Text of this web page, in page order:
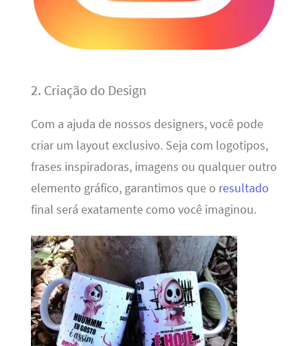
2. Criação do Design
Com a ajuda de nossos designers, você pode
criar um layout exclusivo. Seja com logotipos,
frases inspiradoras, imagens ou qualquer outro
elemento gráfico, garantimos que o resultado
final será exatamente como você imaginou.